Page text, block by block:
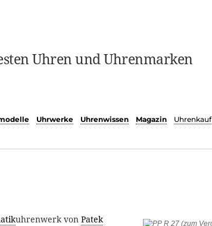
Uhren und Uhrenmarken
Uhrwerke Uhrenwissen Magazin Uhrenkauf
uhrenwerk von Patek